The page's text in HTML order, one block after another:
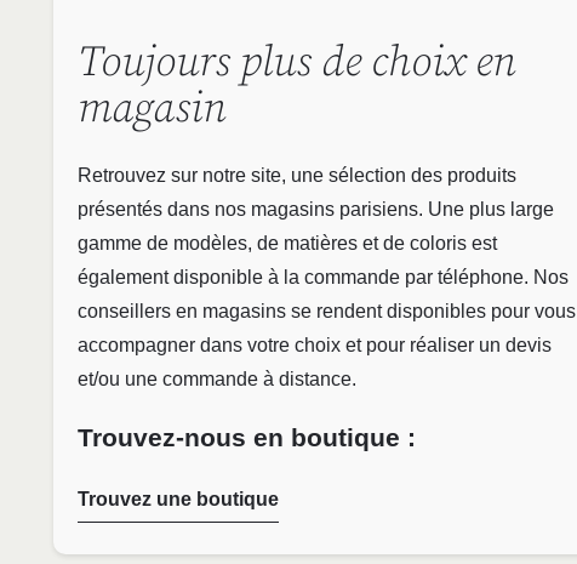
Toujours plus de choix en
magasin
Retrouvez sur notre site, une sélection des produits
présentés dans nos magasins parisiens. Une plus large
gamme de modèles, de matières et de coloris est
également disponible à la commande par téléphone. Nos
conseillers en magasins se rendent disponibles pour vous
accompagner dans votre choix et pour réaliser un devis
et/ou une commande à distance.
Trouvez-nous en boutique :
Trouvez une boutique